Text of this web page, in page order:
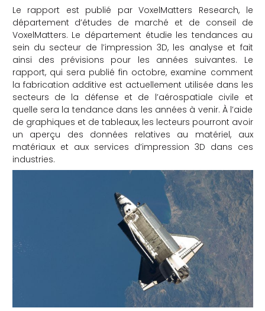
Le rapport est publié par VoxelMatters Research, le
département d’études de marché et de conseil de
VoxelMatters. Le département étudie les tendances au
sein du secteur de l’impression 3D, les analyse et fait
ainsi des prévisions pour les années suivantes. Le
rapport, qui sera publié fin octobre, examine comment
la fabrication additive est actuellement utilisée dans les
secteurs de la défense et de l’aérospatiale civile et
quelle sera la tendance dans les années à venir. À l’aide
de graphiques et de tableaux, les lecteurs pourront avoir
un aperçu des données relatives au matériel, aux
matériaux et aux services d’impression 3D dans ces
industries.